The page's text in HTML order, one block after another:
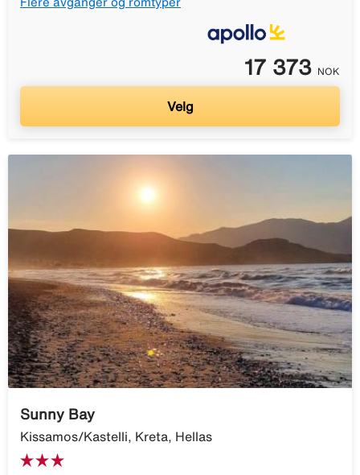
17 373 NOK
Velg
Sunny Bay
Kissamos/Kastelli, Kreta, Hellas